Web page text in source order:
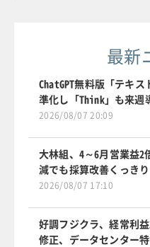
最新
ChatGPT無料版「テキ
準化し「Think」も来週
2026/08/07 20:09
大林組、4～6月営業益
減でも採算改善くっきり
2026/08/07 17:10
好調フジクラ、経常利
修正、データセンター